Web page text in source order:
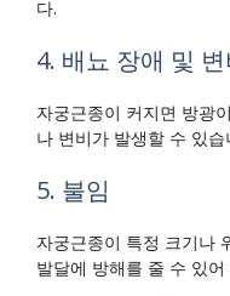
다.
4. 배뇨 장애 및 변
자궁근종이 커지면 방광
나 변비가 발생할 수 있습
5. 불임
자궁근종이 특정 크기나
발달에 방해를 줄 수 있